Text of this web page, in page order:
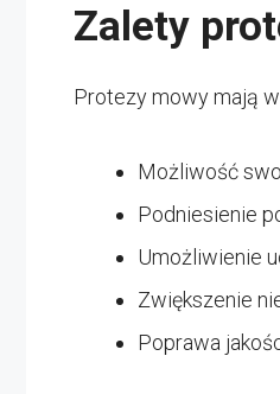
Zalety
Protezy mowy mają
Możliwość
Podniesienie
Umożliwienie
Zwiększenie
Poprawa